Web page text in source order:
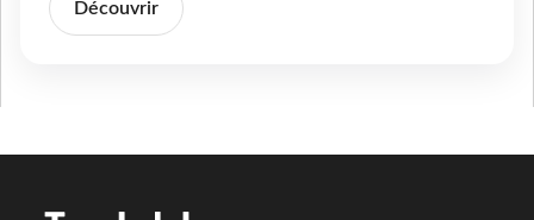
Découvrir